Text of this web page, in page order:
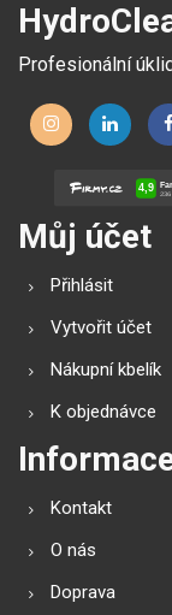
Profesionální
Můj účet
Přihlásit
Vytvořit účet
Nákupní kbelík
K objednávce
Kontakt
O nás
Doprava